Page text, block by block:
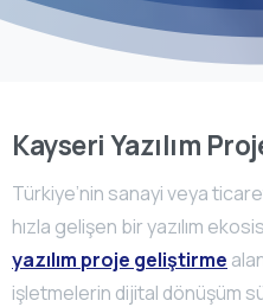
Kayseri Yazılım
Türkiye’nin sanayi veya
hızla gelişen bir yazılım
yazılım proje geliştirme
işletmelerin dijital dönüşüm